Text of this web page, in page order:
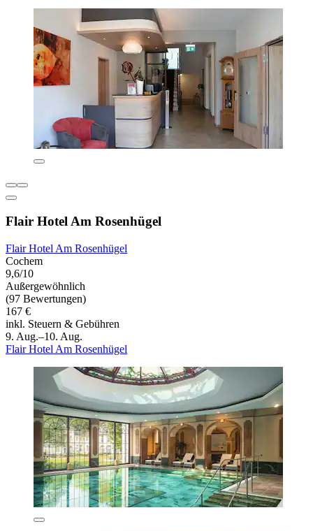
Flair Hotel Am Rosenhügel
Flair Hotel Am Rosenhügel
Cochem
9,6/10
Außergewöhnlich
(97 Bewertungen)
167 €
inkl. Steuern & Gebühren
9. Aug.–10. Aug.
Flair Hotel Am Rosenhügel